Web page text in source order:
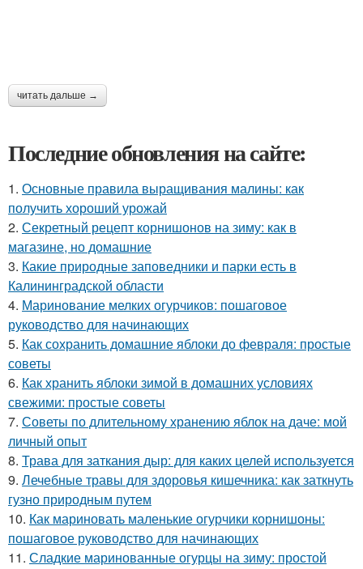
читать дальше →
Последние обновления на сайте:
1. Основные правила выращивания малины: как
получить хороший урожай
2. Секретный рецепт корнишонов на зиму: как в
магазине, но домашние
3. Какие природные заповедники и парки есть в
Калининградской области
4. Маринование мелких огурчиков: пошаговое
руководство для начинающих
5. Как сохранить домашние яблоки до февраля: простые
советы
6. Как хранить яблоки зимой в домашних условиях
свежими: простые советы
7. Советы по длительному хранению яблок на даче: мой
личный опыт
8. Трава для заткания дыр: для каких целей используется
9. Лечебные травы для здоровья кишечника: как заткнуть
гузно природным путем
10. Как мариновать маленькие огурчики корнишоны:
пошаговое руководство для начинающих
11. Сладкие маринованные огурцы на зиму: простой